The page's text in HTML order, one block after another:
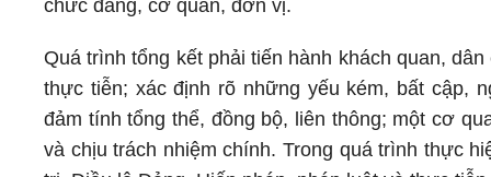
chức đảng, cơ quan, đơn vị.
Quá trình tổng kết phải tiến hành khách quan,
thực tiễn; xác định rõ những yếu kém, bất cập,
đảm tính tổng thể, đồng bộ, liên thông; một cơ
và chịu trách nhiệm chính. Trong quá trình thực